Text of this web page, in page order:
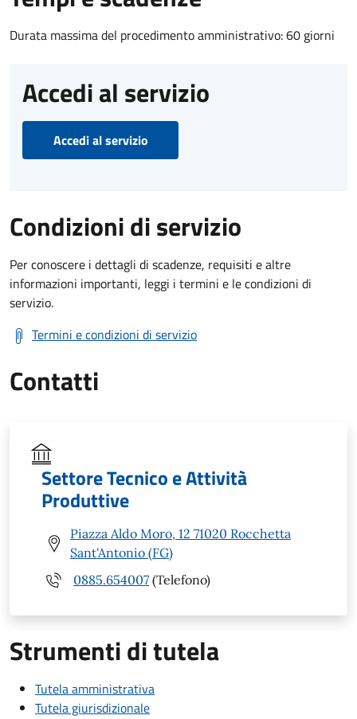
Durata massima del procedimento amministrativo: 60 giorni
Accedi al servizio
Accedi al servizio
Condizioni di servizio
Per conoscere i dettagli di scadenze, requisiti e altre
informazioni importanti, leggi i termini e le condizioni di
servizio.
Termini e condizioni di servizio
Contatti
Settore Tecnico e Attività
Produttive
Piazza Aldo Moro, 12 71020 Rocchetta
Sant'Antonio (FG)
0885.654007 (Telefono)
Strumenti di tutela
Tutela amministrativa
Tutela giurisdizionale